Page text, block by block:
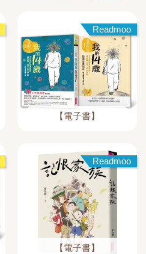
Readmoo
【電子書】
Readmoo
【電子書】